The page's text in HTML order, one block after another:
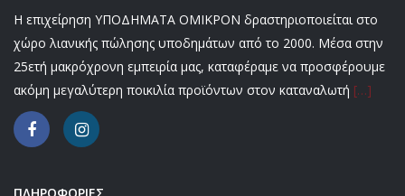
Η επιχείρηση ΥΠΟΔΗΜΑΤΑ ΟΜΙΚΡΟΝ δραστηριοποιείται στο
χώρο λιανικής πώλησης υποδημάτων από το 2000. Μέσα στην
25ετή μακρόχρονη εμπειρία μας, καταφέραμε να προσφέρουμε
ακόμη μεγαλύτερη ποικιλία προϊόντων στον καταναλωτή […]